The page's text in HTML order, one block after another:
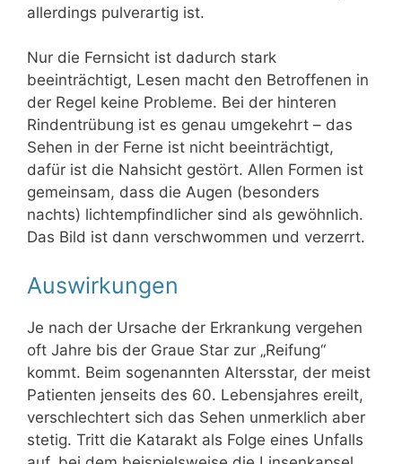
allerdings pulverartig ist.
Nur die Fernsicht ist dadurch stark
beeinträchtigt, Lesen macht den Betroffenen in
der Regel keine Probleme. Bei der hinteren
Rindentrübung ist es genau umgekehrt – das
Sehen in der Ferne ist nicht beeinträchtigt,
dafür ist die Nahsicht gestört. Allen Formen ist
gemeinsam, dass die Augen (besonders
nachts) lichtempfindlicher sind als gewöhnlich.
Das Bild ist dann verschwommen und verzerrt.
Auswirkungen
Je nach der Ursache der Erkrankung vergehen
oft Jahre bis der Graue Star zur „Reifung“
kommt. Beim sogenannten Altersstar, der meist
Patienten jenseits des 60. Lebensjahres ereilt,
verschlechtert sich das Sehen unmerklich aber
stetig. Tritt die Katarakt als Folge eines Unfalls